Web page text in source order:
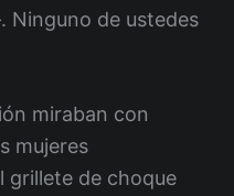
de ustedes
miraban con
mujeres
grillete de choque